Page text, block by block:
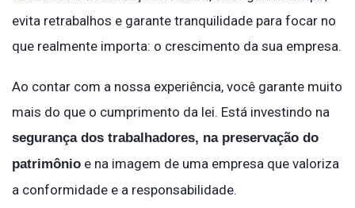
evita retrabalhos e garante tranquilidade para focar no
que realmente importa: o crescimento da sua empresa.
Ao contar com a nossa experiência, você garante muito
mais do que o cumprimento da lei. Está investindo na
segurança dos trabalhadores, na preservação do
patrimônio e na imagem de uma empresa que valoriza
a conformidade e a responsabilidade.